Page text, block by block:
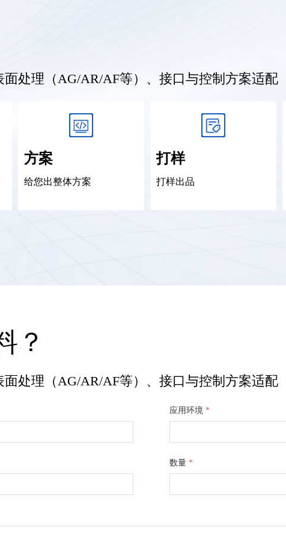
？
处理（AG/AR/AF等）、接口与控制方案适配
应用环境 *
数量 *
处理（AG/AR/AF等）、接口与控制方案适配
方案
给您出整体方案
打样
打样出品